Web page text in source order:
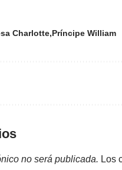
Charlotte Príncipe William
no será publicada. Los